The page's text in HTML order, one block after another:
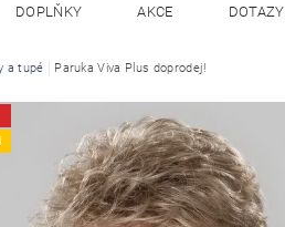
DOPLŇKY AKCE DOTAZY
a tupé Paruka Viva Plus doprodej!